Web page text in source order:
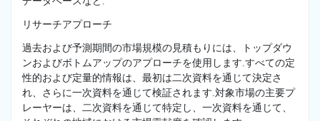
リサーチアプローチ
過去および予測期間の市場規模の見積もりには、トップダウ
ンおよびボトムアップのアプローチを使用します.すべての定
性的および定量的情報は、最初は二次資料を通じて決定さ
れ、さらに一次資料を通じて検証されます.対象市場の主要プ
レーヤーは、二次資料を通じて特定し、一次資料を通じて、